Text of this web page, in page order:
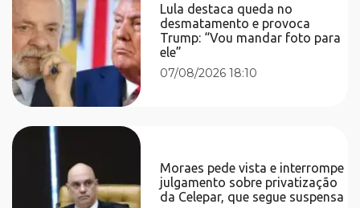
Lula destaca queda no
desmatamento e provoca
Trump: “Vou mandar foto para
ele”
07/08/2026 18:10
Moraes pede vista e interrompe
julgamento sobre privatização
da Celepar, que segue suspensa